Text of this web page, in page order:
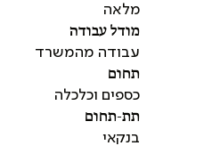
מלאה
מודל עבודה
עבודה מהמשרד
תחום
כספים וכלכלה
תת-תחום
בנקאי